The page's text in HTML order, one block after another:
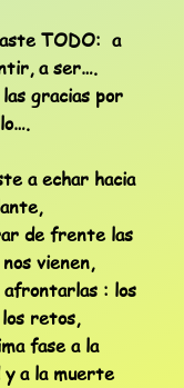
TODO: a
a ser….
gracias por
a echar hacia
de frente las
vienen,
afrontarlas : los
los retos,
fase a la
a la muerte